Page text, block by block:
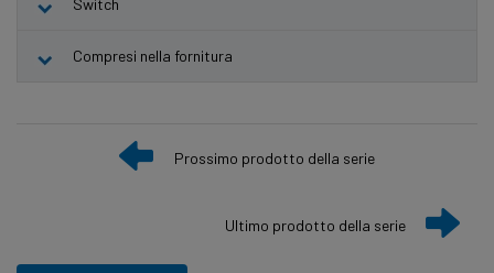
Compresi nella fornitura
Prossimo prodotto della serie
Ultimo prodotto della serie